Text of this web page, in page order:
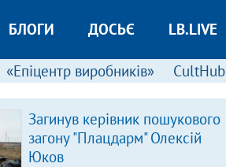
БЛОГИ ДОСЬЄ LB.LIVE
«Епіцентр виробників» CultHub
Загинув керівник пошукового
загону "Плацдарм" Олексій
Юков